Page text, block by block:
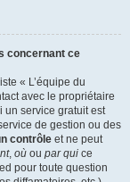
concernant ce
« L’équipe du
avec le propriétaire
un service gratuit est
de gestion ou des
contrôle et ne peut
, où ou par qui ce
pour toute question